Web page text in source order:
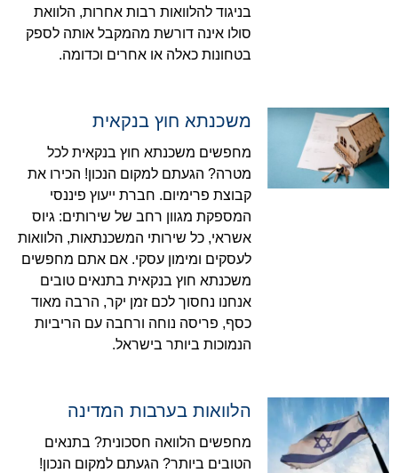
בניגוד להלוואות רבות אחרות, הלוואת
סולו אינה דורשת מהמקבל אותה לספק
בטחונות כאלה או אחרים וכדומה.
משכנתא חוץ בנקאית
מחפשים משכנתא חוץ בנקאית לכל
מטרה? הגעתם למקום הנכון! הכירו את
קבוצת פרימיום. חברת ייעוץ פיננסי
המספקת מגוון רחב של שירותים: גיוס
אשראי, כל שירותי המשכנתאות, הלוואות
לעסקים ומימון עסקי. אם אתם מחפשים
משכנתא חוץ בנקאית בתנאים טובים
אנחנו נחסוך לכם זמן יקר, הרבה מאוד
כסף, פריסה נוחה ורחבה עם הריביות
הנמוכות ביותר בישראל.
הלוואות בערבות המדינה
מחפשים הלוואה חסכונית? בתנאים
הטובים ביותר? הגעתם למקום הנכון!